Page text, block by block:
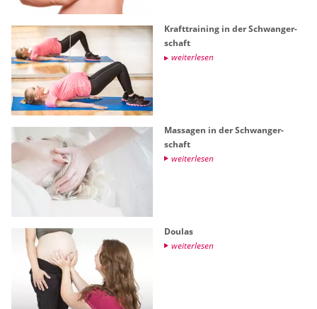
Kraft­trai­ning in der Schwan­ger­
schaft
wei­ter­le­sen
Mas­sa­gen in der Schwan­ger­
schaft
wei­ter­le­sen
Dou­las
wei­ter­le­sen